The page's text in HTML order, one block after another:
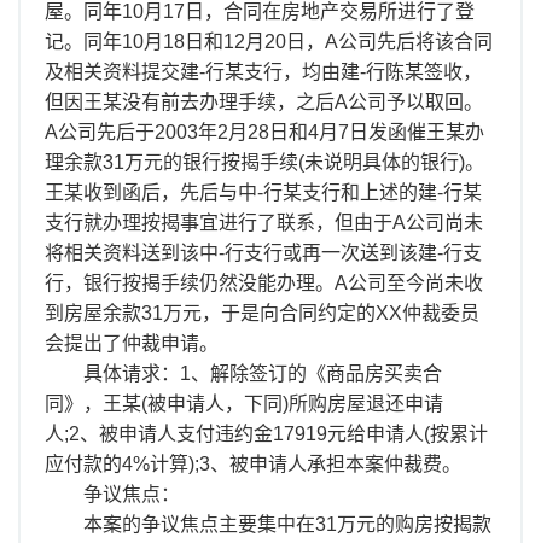
屋。同年10月17日，合同在房地产交易所进行了登
记。同年10月18日和12月20日，A公司先后将该合同
及相关资料提交建-行某支行，均由建-行陈某签收，
但因王某没有前去办理手续，之后A公司予以取回。
A公司先后于2003年2月28日和4月7日发函催王某办
理余款31万元的银行按揭手续(未说明具体的银行)。
王某收到函后，先后与中-行某支行和上述的建-行某
支行就办理按揭事宜进行了联系，但由于A公司尚未
将相关资料送到该中-行支行或再一次送到该建-行支
行，银行按揭手续仍然没能办理。A公司至今尚未收
到房屋余款31万元，于是向合同约定的XX仲裁委员
会提出了仲裁申请。
具体请求：1、解除签订的《商品房买卖合
同》，王某(被申请人，下同)所购房屋退还申请
人;2、被申请人支付违约金17919元给申请人(按累计
应付款的4%计算);3、被申请人承担本案仲裁费。
争议焦点：
本案的争议焦点主要集中在31万元的购房按揭款